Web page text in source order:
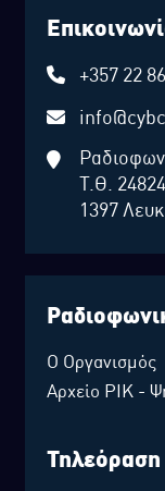
+357 22
Τ.Θ. 24824
1397
Ο Οργανισμός
Αρχείο ΡΙΚ -